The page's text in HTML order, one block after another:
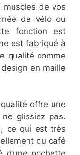
muscles de vos
de vélo ou
fonction est
est fabriqué à
qualité comme
en maille
offre une
glissiez pas.
ce qui est très
du café